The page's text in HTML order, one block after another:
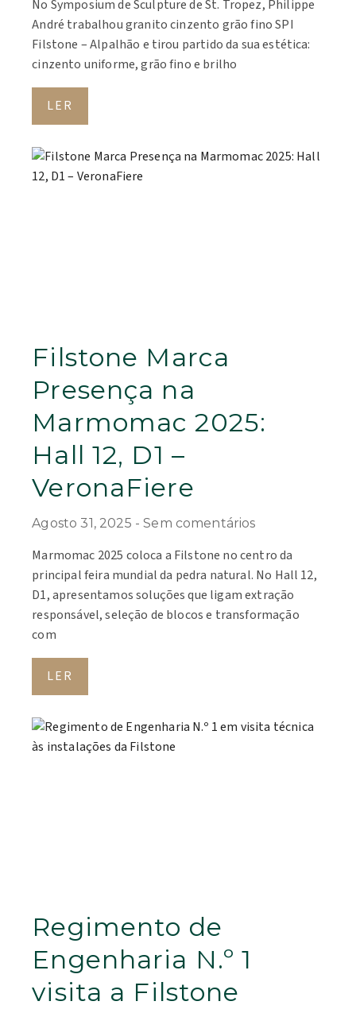
No Symposium de Sculpture de St. Tropez, Philippe
André trabalhou granito cinzento grão fino SPI
Filstone – Alpalhão e tirou partido da sua estética:
cinzento uniforme, grão fino e brilho
LER
Filstone Marca
Presença na
Marmomac 2025:
Hall 12, D1 –
VeronaFiere
Agosto 31, 2025 Sem comentários
Marmomac 2025 coloca a Filstone no centro da
principal feira mundial da pedra natural. No Hall 12,
D1, apresentamos soluções que ligam extração
responsável, seleção de blocos e transformação
com
LER
Regimento de
Engenharia N.º 1
visita a Filstone